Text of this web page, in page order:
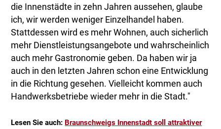
die Innenstädte in zehn Jahren aussehen, glaube
ich, wir werden weniger Einzelhandel haben.
Stattdessen wird es mehr Wohnen, auch sicherlich
mehr Dienstleistungsangebote und wahrscheinlich
auch mehr Gastronomie geben. Da haben wir ja
auch in den letzten Jahren schon eine Entwicklung
in die Richtung gesehen. Vielleicht kommen auch
Handwerksbetriebe wieder mehr in die Stadt."
Lesen Sie auch: Braunschweigs Innenstadt soll attraktiver